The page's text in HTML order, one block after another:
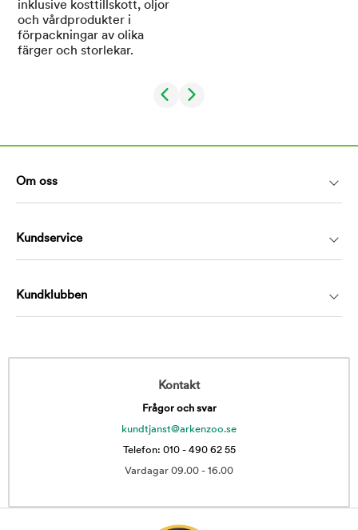
Om oss
Kundservice
Kundklubben
Kontakt
Frågor och svar
kundtjanst@arkenzoo.se
Telefon: 010 - 490 62 55
Vardagar 09.00 - 16.00